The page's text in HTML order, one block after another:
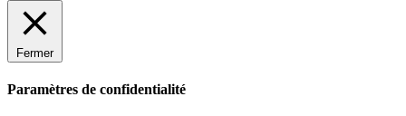
Fermer
Paramètres de confidentialité